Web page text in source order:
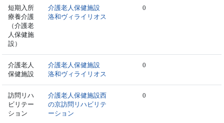
短期入所
療養介護
（介護老
人保健施
設）
介護老人保健施設
洛和ヴィライリオス
0
介護老人
保健施設
介護老人保健施設
洛和ヴィライリオス
0
訪問リハ
ビリテー
ション
介護老人保健施設西
の京訪問リハビリテ
ーション
0